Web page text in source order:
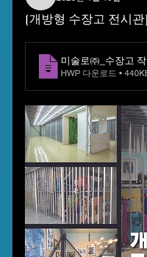
[개방형 수장고 전시
미술로㈜_수장고
HWP 다운로드 •